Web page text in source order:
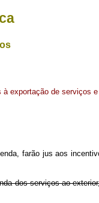
exportação de serviços
farão jus aos
dos serviços ao